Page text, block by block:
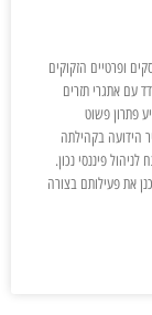
ופרטיים הזקוקים
עם אתגרי תזרים
פתרון פשוט
הידועה בקהילתה
פיננסי נכון.
את פעילותם בצורה